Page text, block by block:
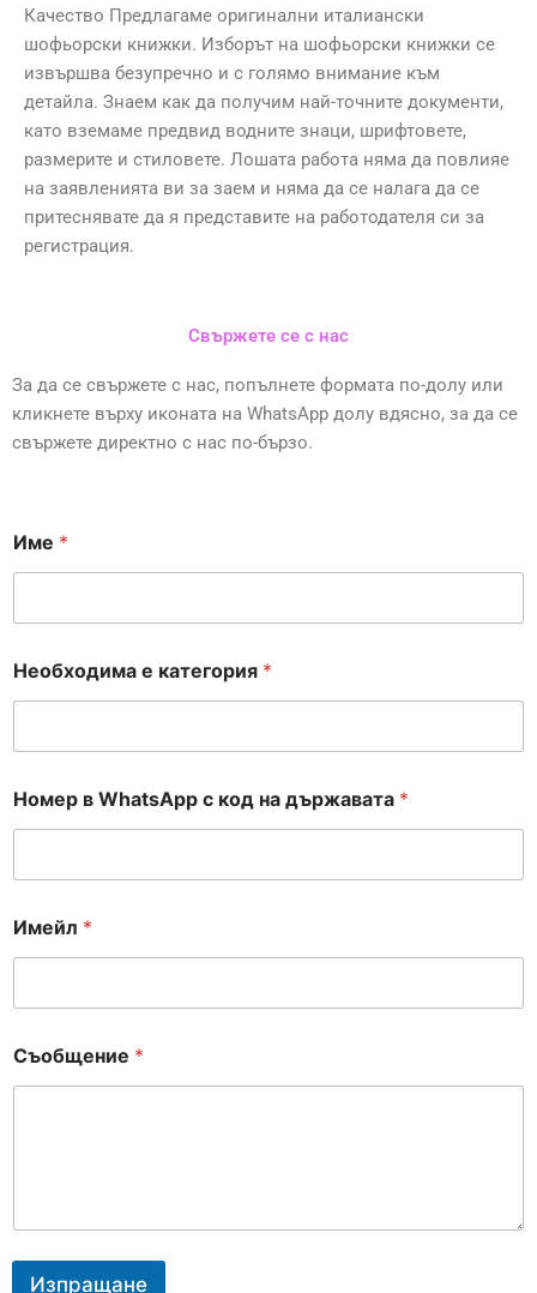
Качество Предлагаме оригинални италиански
шофьорски книжки. Изборът на шофьорски книжки се
извършва безупречно и с голямо внимание към
детайла. Знаем как да получим най-точните документи,
като вземаме предвид водните знаци, шрифтовете,
размерите и стиловете. Лошата работа няма да повлияе
на заявленията ви за заем и няма да се налага да се
притеснявате да я представите на работодателя си за
регистрация.
Свържете се с нас
За да се свържете с нас, попълнете формата по-долу или
кликнете върху иконата на WhatsApp долу вдясно, за да се
свържете директно с нас по-бързо.
Име *
Необходима е категория *
Номер в WhatsApp с код на държавата *
Имейл *
е
д
а
Съобщение *
Изпращане